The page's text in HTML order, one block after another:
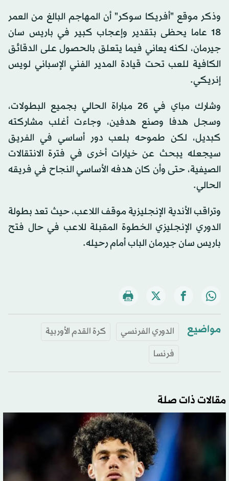
وذكر موقع "أفريكا سوكر" أن المهاجم البالغ من العمر
18 عاما يحظى بتقدير وإعجاب كبير في باريس سان
جيرمان، لكنه يعاني فيما يتعلق بالحصول على الدقائق
الكافية للعب تحت قيادة المدير الفني الإسباني لويس
إنريكي.
وشارك مباي في 26 مباراة الحالي بجميع البطولات،
وسجل هدفا وصنع هدفين، وجاءت أغلب مشاركته
كبديل، لكن طموحه بلعب دور أساسي في الفريق
سيجعله يبحث عن خيارات أخرى في فترة الانتقالات
الصيفية، حتى وأن كان هدفه الأساسي النجاح في فريقه
الحالي.
وتراقب الأندية الإنجليزية موقف اللاعب، حيث تعد بطولة
الدوري الإنجليزي الخطوة المقبلة للاعب في حال فتح
باريس سان جيرمان الباب أمام رحيله.
مواضيع الدوري الفرنسي
كرة القدم الأوربية
فرنسا
مقالات ذات صلة